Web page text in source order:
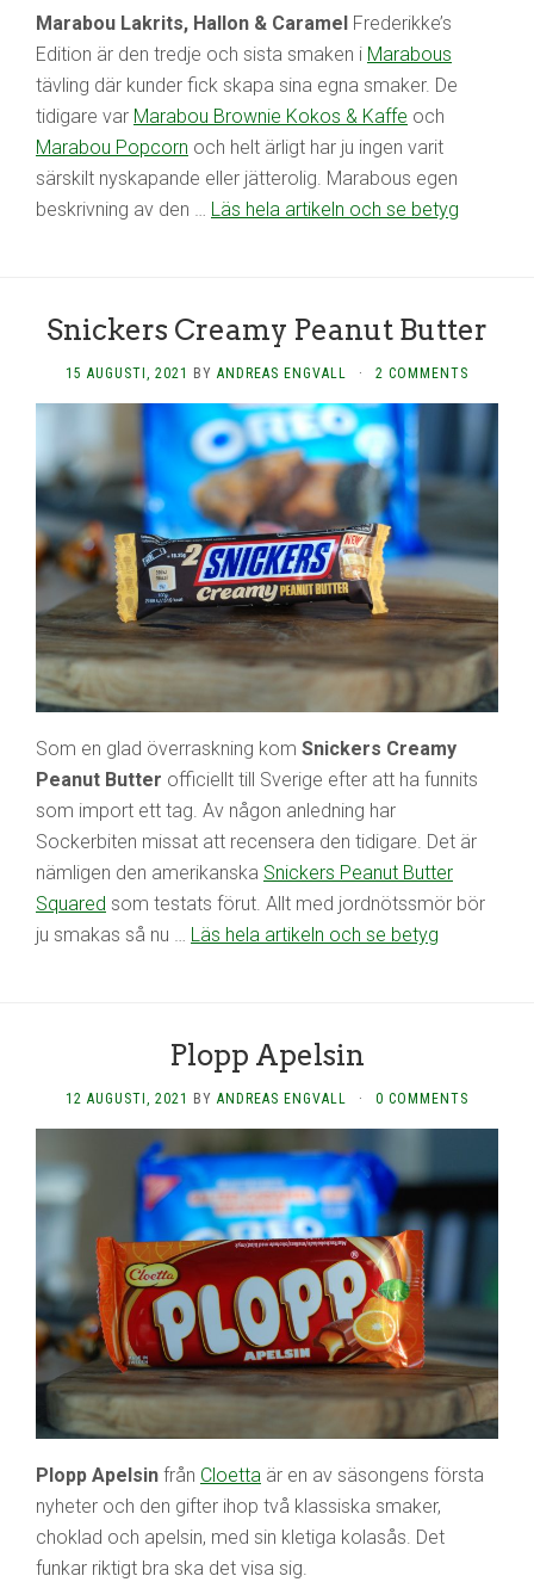
Marabou Lakrits, Hallon & Caramel Frederikke’s
Edition är den tredje och sista smaken i Marabous
tävling där kunder fick skapa sina egna smaker. De
tidigare var Marabou Brownie Kokos & Kaffe och
Marabou Popcorn och helt ärligt har ju ingen varit
särskilt nyskapande eller jätterolig. Marabous egen
beskrivning av den … Läs hela artikeln och se betyg
Snickers Creamy Peanut Butter
15 AUGUSTI, 2021 BY ANDREAS ENGVALL · 2 COMMENTS
Som en glad överraskning kom Snickers Creamy
Peanut Butter officiellt till Sverige efter att ha funnits
som import ett tag. Av någon anledning har
Sockerbiten missat att recensera den tidigare. Det är
nämligen den amerikanska Snickers Peanut Butter
Squared som testats förut. Allt med jordnötssmör bör
ju smakas så nu … Läs hela artikeln och se betyg
Plopp Apelsin
12 AUGUSTI, 2021 BY ANDREAS ENGVALL · 0 COMMENTS
Plopp Apelsin från Cloetta är en av säsongens första
nyheter och den gifter ihop två klassiska smaker,
choklad och apelsin, med sin kletiga kolasås. Det
funkar riktigt bra ska det visa sig.